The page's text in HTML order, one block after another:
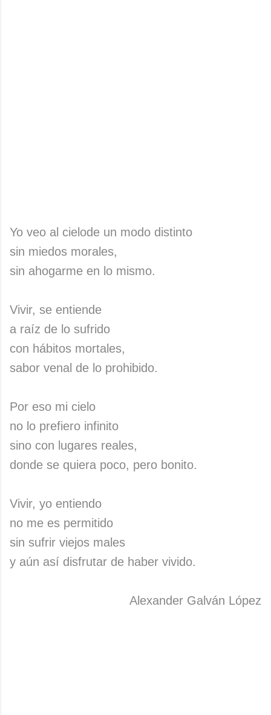
Yo veo al cielode un modo distinto
sin miedos morales,
sin ahogarme en lo mismo.
Vivir, se entiende
a raíz de lo sufrido
con hábitos mortales,
sabor venal de lo prohibido.
Por eso mi cielo
no lo prefiero infinito
sino con lugares reales,
donde se quiera poco, pero bonito.
Vivir, yo entiendo
no me es permitido
sin sufrir viejos males
y aún así disfrutar de haber vivido.
Alexander Galván López